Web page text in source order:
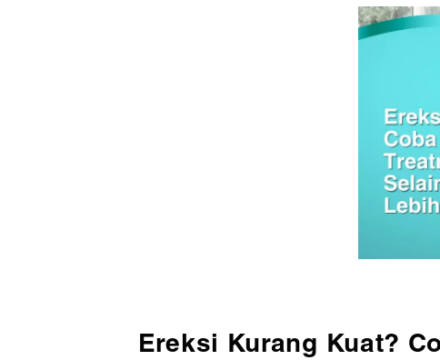
Ereksi Kurang Kuat?